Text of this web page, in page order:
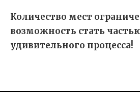
Количество мест
возможность стать
удивительного процесса!